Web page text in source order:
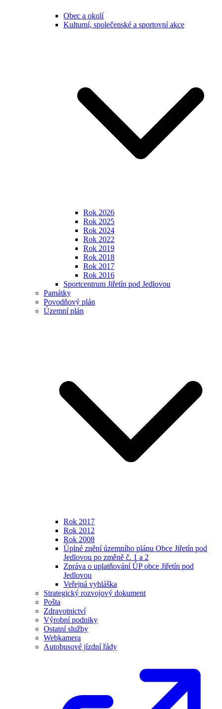
Obec a okolí
Kulturní, společenské a sportovní akce
Rok 2026
Rok 2025
Rok 2024
Rok 2022
Rok 2019
Rok 2018
Rok 2017
Rok 2016
Sportcentrum Jiřetín pod Jedlovou
Památky
Povodňový plán
Územní plán
Rok 2017
Rok 2012
Rok 2008
Úplné znění územního plánu Obce Jiřetín pod
Jedlovou po změně č. 1 a 2
Zpráva o uplatňování ÚP obce Jiřetín pod
Jedlovou
Veřejná vyhláška
Strategický rozvojový dokument
Pošta
Zdravotnictví
Výrobní podniky
Ostatní služby
Webkamera
Autobusové jízdní řády